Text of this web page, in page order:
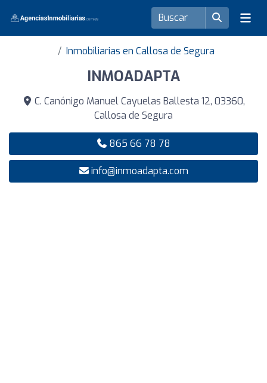
Inmobiliarias en Callosa de Segura
INMOADAPTA
C. Canónigo Manuel Cayuelas Ballesta 12, 03360,
Callosa de Segura
865 66 78 78
info@inmoadapta.com